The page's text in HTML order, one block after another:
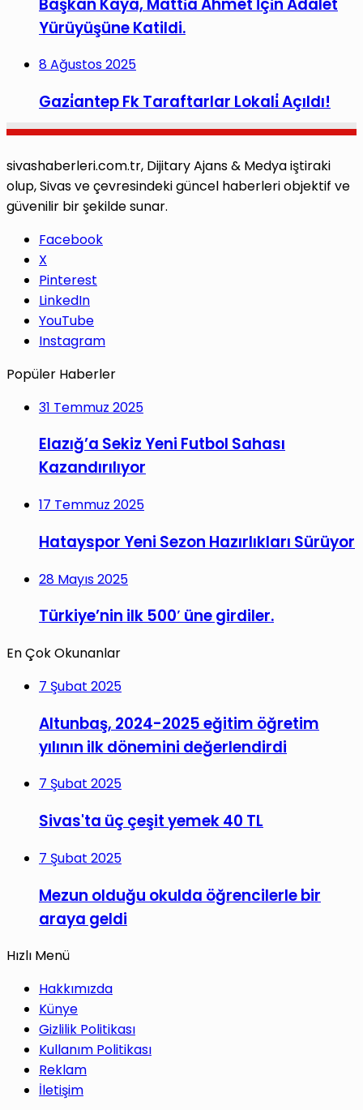
Yürüyüşüne Katildi.
8 Ağustos 2025
Gazi̇antep Fk Taraftarlar Lokali̇ Açıldı!
sivashaberleri.com.tr, Dijitary Ajans & Medya iştiraki
olup, Sivas ve çevresindeki güncel haberleri objektif ve
güvenilir bir şekilde sunar.
Facebook
X
Pinterest
LinkedIn
YouTube
Instagram
Popüler Haberler
31 Temmuz 2025
Elazığ’a Sekiz Yeni Futbol Sahası
Kazandırılıyor
17 Temmuz 2025
Hatayspor Yeni Sezon Hazırlıkları Sürüyor
28 Mayıs 2025
Türkiye’nin ilk 500′ üne girdiler.
En Çok Okunanlar
7 Şubat 2025
Altunbaş, 2024-2025 eğitim öğretim
yılının ilk dönemini değerlendirdi
7 Şubat 2025
Sivas'ta üç çeşit yemek 40 TL
7 Şubat 2025
Mezun olduğu okulda öğrencilerle bir
araya geldi
Hızlı Menü
Hakkımızda
Künye
Gizlilik Politikası
Kullanım Politikası
Reklam
İletişim